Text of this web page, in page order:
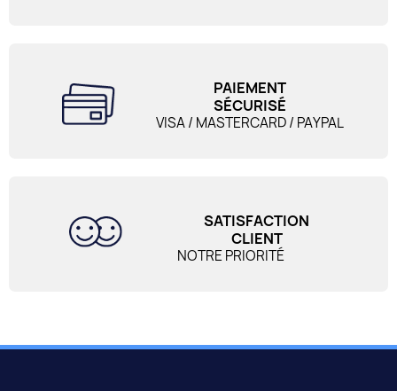
PAIEMENT
SÉCURISÉ
VISA / MASTERCARD / PAYPAL
SATISFACTION
CLIENT
NOTRE PRIORITÉ